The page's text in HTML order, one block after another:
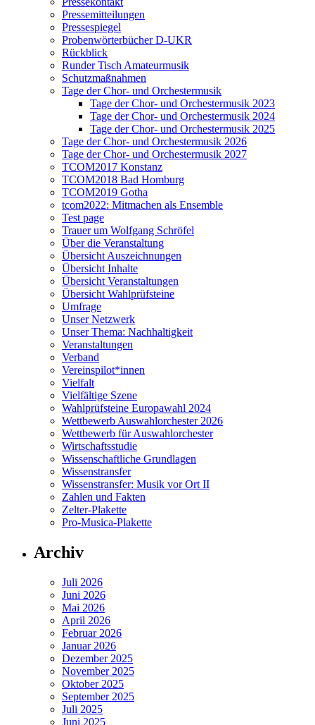
Pressemitteilungen
Pressespiegel
Probenwörterbücher D-UKR
Rückblick
Runder Tisch Amateurmusik
Schutzmaßnahmen
Tage der Chor- und Orchestermusik
Tage der Chor- und Orchestermusik 2023
Tage der Chor- und Orchestermusik 2024
Tage der Chor- und Orchestermusik 2025
Tage der Chor- und Orchestermusik 2026
Tage der Chor- und Orchestermusik 2027
TCOM2017 Konstanz
TCOM2018 Bad Homburg
TCOM2019 Gotha
tcom2022: Mitmachen als Ensemble
Test page
Trauer um Wolfgang Schröfel
Über die Veranstaltung
Übersicht Auszeichnungen
Übersicht Inhalte
Übersicht Veranstaltungen
Übersicht Wahlprüfsteine
Umfrage
Unser Netzwerk
Unser Thema: Nachhaltigkeit
Veranstaltungen
Verband
Vereinspilot*innen
Vielfalt
Vielfältige Szene
Wahlprüfsteine Europawahl 2024
Wettbewerb Auswahlorchester 2026
Wettbewerb für Auswahlorchester
Wirtschaftsstudie
Wissenschaftliche Grundlagen
Wissenstransfer
Wissenstransfer: Musik vor Ort II
Zahlen und Fakten
Zelter-Plakette
Pro-Musica-Plakette
Archiv
Juli 2026
Juni 2026
Mai 2026
April 2026
Februar 2026
Januar 2026
Dezember 2025
November 2025
Oktober 2025
September 2025
Juli 2025
Juni 2025